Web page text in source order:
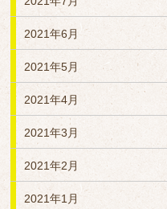
2021年6月
2021年5月
2021年4月
2021年3月
2021年2月
2021年1月